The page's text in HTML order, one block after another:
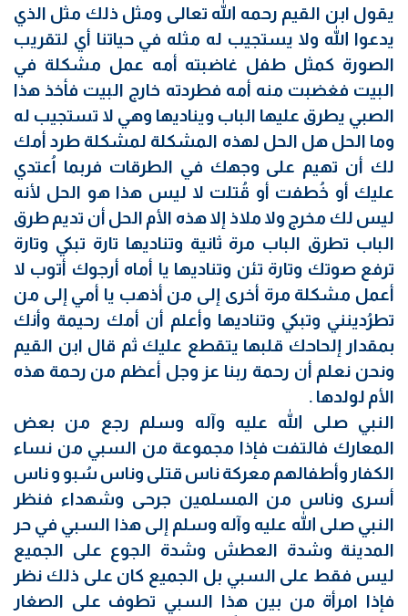
يقول ابن القيم رحمه الله تعالى ومثل ذلك مثل الذي
يدعوا الله ولا يستجيب له مثله في حياتنا أي لتقريب
الصورة كمثل طفل غاضبته أمه عمل مشكلة في
البيت فغضبت منه أمه فطردته خارج البيت فأخذ هذا
الصبي يطرق عليها الباب ويناديها وهي لا تستجيب له
وما الحل هل الحل لهذه المشكلة لمشكلة طرد أمك
لك أن تهيم على وجهك في الطرقات فربما اُعتدي
عليك أو خُطفت أو قُتلت لا ليس هذا هو الحل لأنه
ليس لك مخرج ولا ملاذ إلا هذه الأم الحل أن تديم طرق
الباب تطرق الباب مرة ثانية وتناديها تارة تبكي وتارة
ترفع صوتك وتارة تئن وتناديها يا أماه أرجوك أتوب لا
أعمل مشكلة مرة أخرى إلى من أذهب يا أمي إلى من
تطرُدينني وتبكي وتناديها وأعلم أن أمك رحيمة وأنك
بمقدار إلحاحك قلبها يتقطع عليك ثم قال ابن القيم
ونحن نعلم أن رحمة ربنا عز وجل أعظم من رحمة هذه
الأم لولدها .
النبي صلى الله عليه وآله وسلم رجع من بعض
المعارك فالتفت فإذا مجموعة من السبي من نساء
الكفار وأطفالهم معركة ناس قتلى وناس سُبو و ناس
أسرى وناس من المسلمين جرحى وشهداء فنظر
النبي صلى الله عليه وآله وسلم إلى هذا السبي في حر
المدينة وشدة العطش وشدة الجوع على الجميع
ليس فقط على السبي بل الجميع كان على ذلك نظر
فإذا امرأة من بين هذا السبي تطوف على الصغار